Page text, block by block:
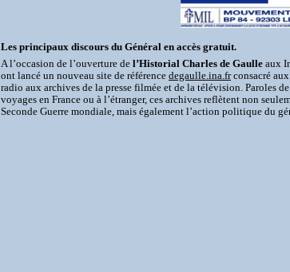
Les principaux discours du Général en accès gratuit.
A l’occasion de l’ouverture de l’Historial Charles de Gaulle aux
ont lancé un nouveau site de référence degaulle.ina.frconsacré aux
radio aux archives de la presse filmée et de la télévision. Paroles
voyages en France ou à l’étranger, ces archives reflètent non
Seconde Guerre mondiale, mais également l’action politique du